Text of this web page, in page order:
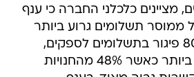
מציינים כלכלני החברה כי ענף
ממוסר תשלומים גרוע ביותר
עם רמות של כ-80% פיגור בתשלומים לספקים,
נמצא במצב הגרוע ביותר כאשר 48% מהחנויות